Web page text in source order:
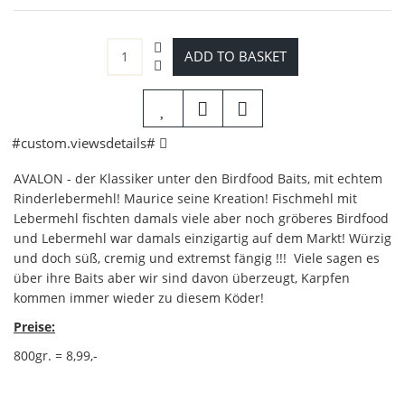
ADD TO BASKET
#custom.viewsdetails#
AVALON - der Klassiker unter den Birdfood Baits, mit echtem
Rinderlebermehl! Maurice seine Kreation! Fischmehl mit
Lebermehl fischten damals viele aber noch gröberes Birdfood
und Lebermehl war damals einzigartig auf dem Markt! Würzig
und doch süß, cremig und extremst fängig !!! Viele sagen es
über ihre Baits aber wir sind davon überzeugt, Karpfen
kommen immer wieder zu diesem Köder!
Preise:
800gr. = 8,99,-